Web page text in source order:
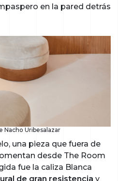
en la pared detrás
Nacho Uribesalazar
una pieza que fuera de
desde The Room
fue la caliza Blanca
de gran resistencia y